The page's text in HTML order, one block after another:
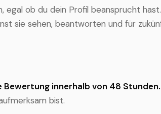
egal ob du dein Profil beansprucht
sie sehen, beantworten und für
innerhalb von 48 Stunden.
bist.